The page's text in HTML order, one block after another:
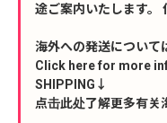
途ご案内いたします。
海外への発送について
Click here for more
SHIPPING↓
点击此处了解更多有关